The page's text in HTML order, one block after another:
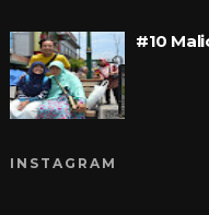
#10
INSTAGRAM